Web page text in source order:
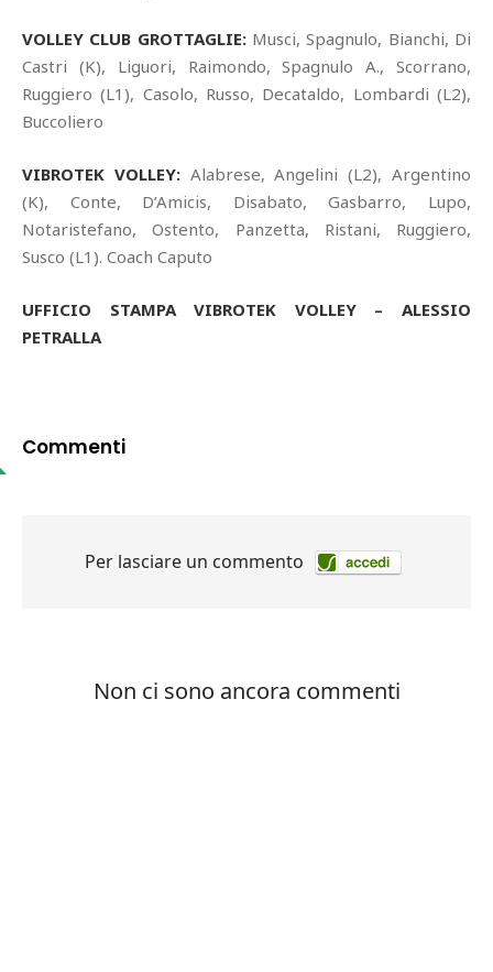
VOLLEY CLUB GROTTAGLIE: Musci, Spagnulo, Bianchi, Di
Castri (K), Liguori, Raimondo, Spagnulo A., Scorrano,
Ruggiero (L1), Casolo, Russo, Decataldo, Lombardi (L2),
Buccoliero
VIBROTEK VOLLEY:Alabrese, Angelini (L2), Argentino
(K), Conte, D’Amicis, Disabato, Gasbarro, Lupo,
Notaristefano, Ostento, Panzetta, Ristani, Ruggiero,
Susco (L1). Coach Caputo
UFFICIO STAMPA VIBROTEK VOLLEY – ALESSIO
PETRALLA
Commenti